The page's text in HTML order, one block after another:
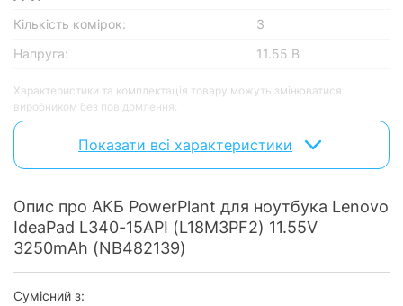
Кількість комірок:
3
Напруга:
11.55 В
Характеристики та комплектація товару можуть змінюватися
виробником без повідомлення.
Показати всі характеристики
Опис про АКБ PowerPlant для ноутбука Lenovo
IdeaPad L340-15API (L18M3PF2) 11.55V
3250mAh (NB482139)
Сумісний з: